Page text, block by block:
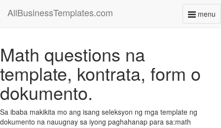
menu
AllBusinessTemplates.com
Math questions na
template, kontrata, form o
dokumento.
Sa ibaba makikita mo ang isang seleksyon ng mga template ng
dokumento na nauugnay sa iyong paghahanap para sa:math